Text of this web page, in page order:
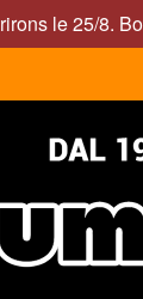
le 25/8.